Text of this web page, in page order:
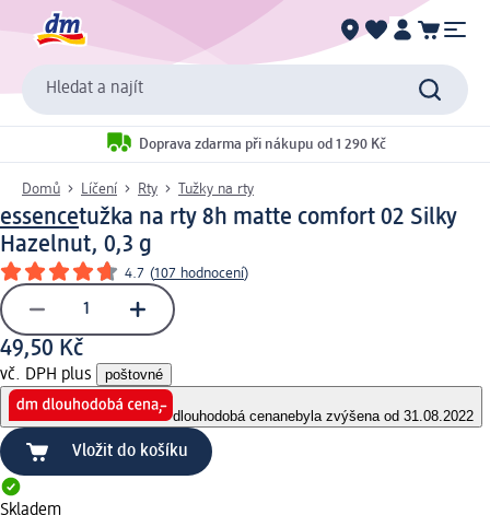
Hledat a najít
Doprava zdarma při nákupu od 1 290 Kč
Domů Líčení Rty Tužky na rty
essencetužka na rty 8h matte comfort 02 Silky
Hazelnut, 0,3 g
4.7 (107 hodnocení)
49,50 Kč
vč. DPH plus poštovné
dlouhodobá cenanebyla zvýšena od 31.08.2022
Vložit do košíku
Skladem